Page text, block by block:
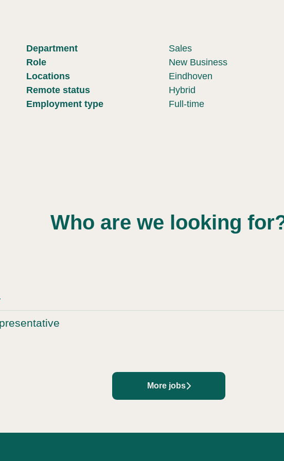
Department
Sales
Role
New Business
Locations
Eindhoven
Remote status
Hybrid
Employment type
Full-time
Who are we looking
More jobs